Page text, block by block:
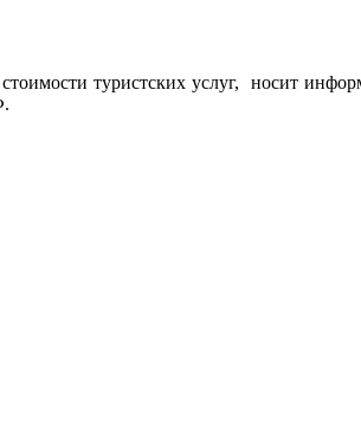
туристских услуг, носит